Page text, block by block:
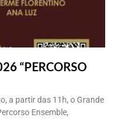
“PERCORSO
a partir das 11h, o Grande
Ensemble,